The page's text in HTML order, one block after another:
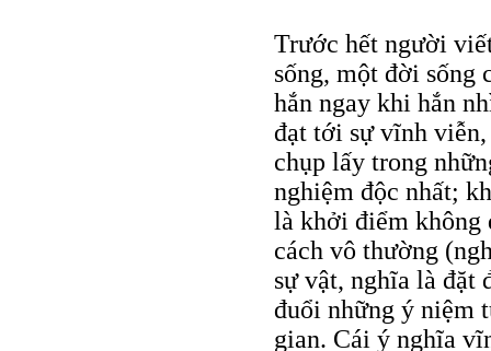
Trước hết người
sống, một đời sống
hắn ngay khi hắn
đạt tới sự vĩnh
chụp lấy trong
nghiệm độc nhất;
là khởi điểm không
cách vô thường
sự vật, nghĩa là đặt
đuổi những ý niệm
gian. Cái ý nghĩa